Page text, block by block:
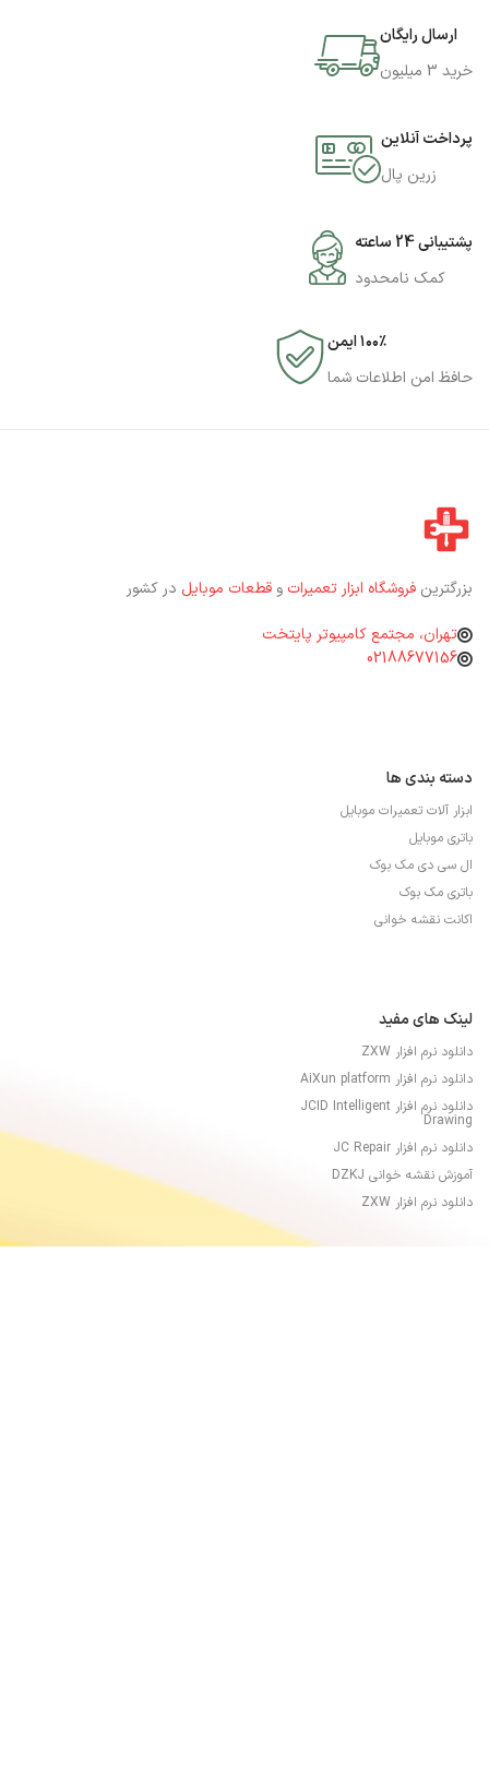
ارسال رایگان
خرید 3 میلیون
پرداخت آنلاین
زرین پال
پشتیبانی 24 ساعته
کمک نامحدود
۱۰۰٪ ایمن
حافظ امن اطلاعات شما
بزرگترین فروشگاه ابزار تعمیرات و قطعات موبایل در کشور
تهران، مجتمع کامپیوتر پایتخت
02188677156
دسته بندی ها
ابزار آلات تعمیرات موبایل
باتری موبایل
ال سی دی مک بوک
باتری مک بوک
اکانت نقشه خوانی
لینک های مفید
دانلود نرم افزار ZXW
دانلود نرم افزار AiXun platform
دانلود نرم افزار JCID Intelligent
Drawing
دانلود نرم افزار JC Repair
آموزش نقشه خوانی DZKJ
دانلود نرم افزار ZXW